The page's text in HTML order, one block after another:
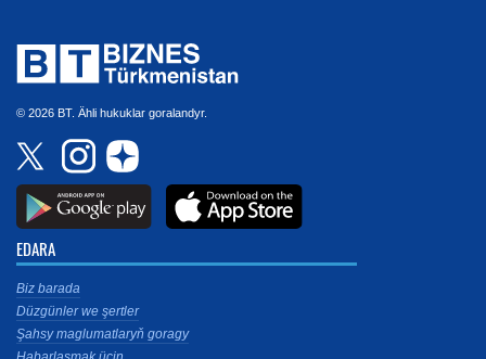
© 2026 BT. Ähli hukuklar goralandyr.
EDARA
Biz barada
Düzgünler we şertler
Şahsy maglumatlaryň goragy